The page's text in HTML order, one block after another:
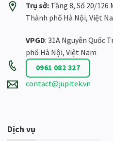
Trụ sở: Tầng 8, Số 20/126
Thành phố Hà Nội, Việt
VPGD: 31A Nguyễn Quốc
phố Hà Nội, Việt Nam
0961 082 327
contact@jupitek.vn
Dịch vụ